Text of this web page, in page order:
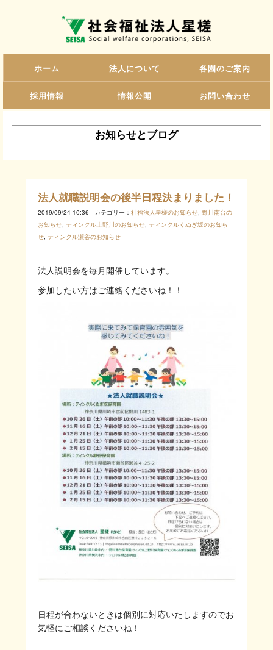
ホーム 法人について 各園のご案内
採用情報 情報公開 お問い合わせ
お知らせとブログ
法人就職説明会の後半日程決まりました！
2019/09/24 10:36 カテゴリー： 社福法人星槎のお知らせ, 野川南台の
お知らせ, ティンクル上野川のお知らせ, ティンクルくぬぎ坂のお知ら
せ, ティンクル瀬谷のお知らせ
法人説明会を毎月開催しています。
参加したい方はご連絡くださいね！！
日程が合わないときは個別に対応いたしますのでお
気軽にご相談くださいね！